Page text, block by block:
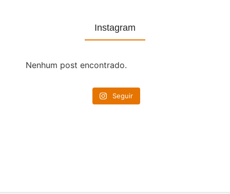
Instagram
Nenhum post encontrado.
Seguir